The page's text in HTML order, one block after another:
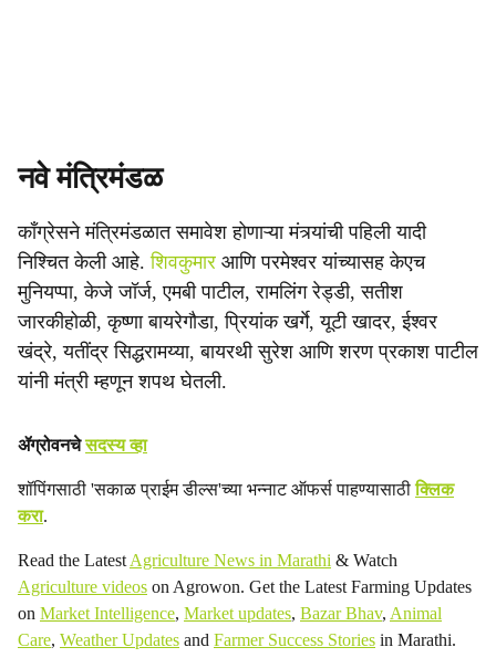
नवे मंत्रिमंडळ
काँग्रेसने मंत्रिमंडळात समावेश होणाऱ्या मंत्र्यांची पहिली यादी
निश्चित केली आहे.शिवकुमार आणि परमेश्वर यांच्यासह केएच
मुनियप्पा, केजे जॉर्ज, एमबी पाटील, रामलिंग रेड्डी, सतीश
जारकीहोळी, कृष्णा बायरेगौडा, प्रियांक खर्गे, यूटी खादर, ईश्वर
खंद्रे, यतींद्र सिद्धरामय्या, बायरथी सुरेश आणि शरण प्रकाश पाटील
यांनी मंत्री म्हणून शपथ घेतली.
ॲग्रोवनचेसदस्य व्हा
शॉपिंगसाठी 'सकाळ प्राईम डील्स'च्या भन्नाट ऑफर्स पाहण्यासाठीक्लिक
करा.
Read the Latest Agriculture News in Marathi & Watch
Agriculture videos on Agrowon. Get the Latest Farming Updates
on Market Intelligence, Market updates, Bazar Bhav, Animal
Care, Weather Updates and Farmer Success Stories in Marathi.